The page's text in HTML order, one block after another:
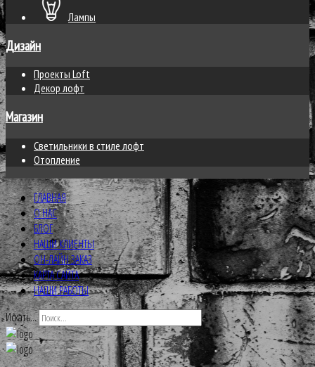
Лампы
Дизайн
Проекты Loft
Декор лофт
Магазин
Светильники в стиле лофт
Отопление
ГЛАВНАЯ
О НАС
БЛОГ
НАШИ КЛИЕНТЫ
ОН-ЛАЙН ЗАКАЗ
КАРТА САЙТА
НАШИ РАБОТЫ
Искать...